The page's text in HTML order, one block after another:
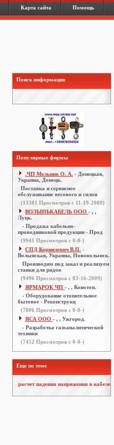
Карта сайта Помощь
Поиск информации
Популярные фирмы
.ЧП Мельник О. А. - Донецкая,
Украина, Донецк.
Поставка и сервисное
обслуживание весового и силои
(13381 Просмотров с 11-19-2009)
ВОЛЫНЬКАБЕЛЬ ООО - , ,
Луцк.
- Продажа кабельно-
проводниковой продукции - Прод
(9941 Просмотров с 0-0-)
СПД Корнилевич В.П. -
Волынская, Украина, Нововолынск.
Производим под заказ и реализуем
станки для рядов
(9496 Просмотров с 03-16-2009)
ЯРМАРОК ЧП - , , Конотоп.
- Оборудование отопительное
бытовое - Реконструкц
(7806 Просмотров с 0-0-)
ЯСА ООО - , , Ужгород.
- Разработка газоаналитической
техники
(7452 Просмотров с 0-0-)
Еще по теме
расчет падения напряжения в кабеле